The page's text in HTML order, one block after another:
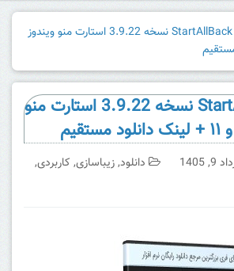
دانلود StartAllBack نسخه 3.9.22 استارت منو ویندوز
دانلود StartAllBack نسخه 3.9.22 استارت منو
1405 دانلود,زیباسازی, کاربردی,